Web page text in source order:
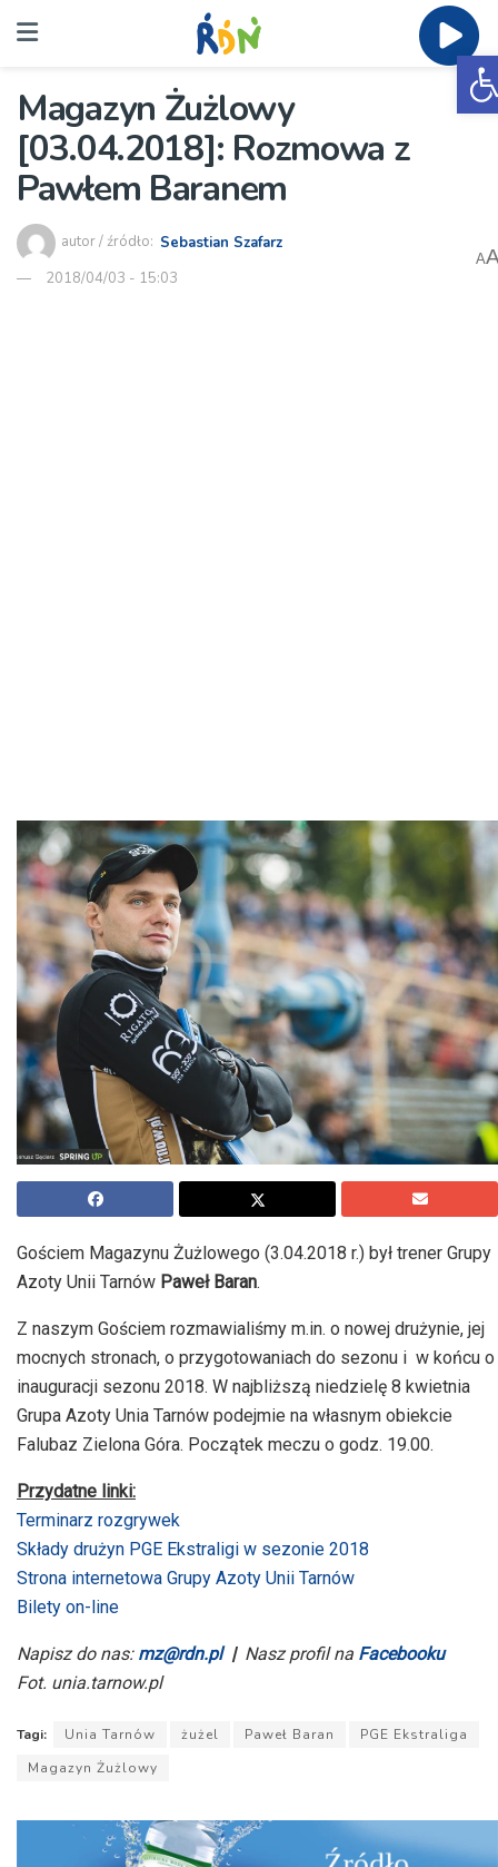
Magazyn Żużlowy
[03.04.2018]: Rozmowa z
Pawłem Baranem
autor / źródło: Sebastian Szafarz
2018/04/03 - 15:03
A
Gościem Magazynu Żużlowego (3.04.2018 r.) był trener Grupy
Azoty Unii Tarnów Paweł Baran.
Z naszym Gościem rozmawialiśmy m.in. o nowej drużynie, jej
mocnych stronach, o przygotowaniach do sezonu i w końcu o
inauguracji sezonu 2018. W najbliższą niedzielę 8 kwietnia
Grupa Azoty Unia Tarnów podejmie na własnym obiekcie
Falubaz Zielona Góra. Początek meczu o godz. 19.00.
Przydatne linki:
Terminarz rozgrywek
Składy drużyn PGE Ekstraligi w sezonie 2018
Strona internetowa Grupy Azoty Unii Tarnów
Bilety on-line
Napisz do nas: mz@rdn.pl | Nasz profil na Facebooku
Fot. unia.tarnow.pl
Tagi: Unia Tarnów żużel Paweł Baran
PGE Ekstraliga
Magazyn Żużlowy